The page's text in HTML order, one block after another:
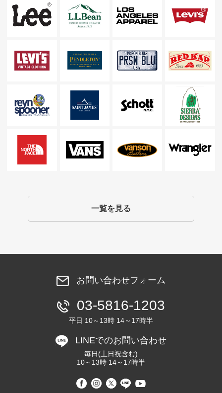
一覧を見る
お問い合わせフォーム
03-5816-1203
平日 10～13時 14～17時半
LINEでのお問い合わせ
毎日(土日祝含む)
10～13時 14～17時半